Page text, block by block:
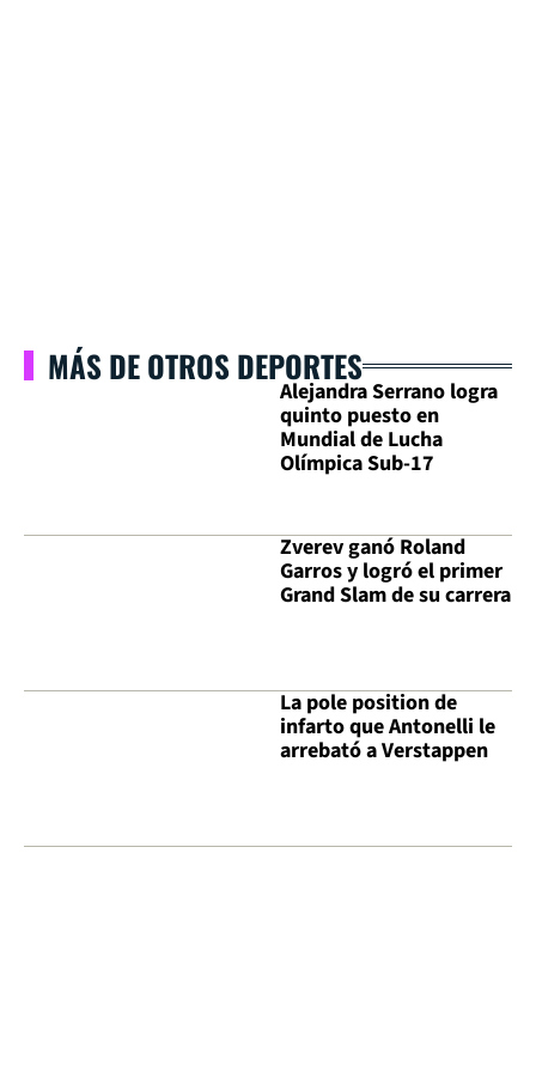
MÁS DE OTROS DEPORTES
Alejandra Serrano logra
quinto puesto en
Mundial de Lucha
Olímpica Sub-17
Zverev ganó Roland
Garros y logró el primer
Grand Slam de su carrera
La pole position de
infarto que Antonelli le
arrebató a Verstappen